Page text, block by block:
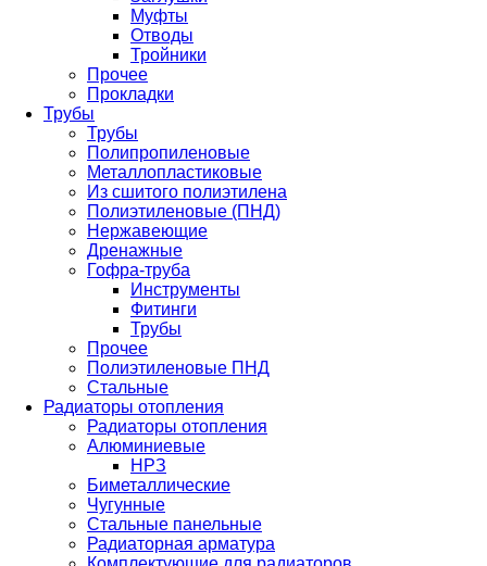
Муфты
Отводы
Тройники
Прочее
Прокладки
Трубы
Трубы
Полипропиленовые
Металлопластиковые
Из сшитого полиэтилена
Полиэтиленовые (ПНД)
Нержавеющие
Дренажные
Гофра-труба
Инструменты
Фитинги
Трубы
Прочее
Полиэтиленовые ПНД
Стальные
Радиаторы отопления
Радиаторы отопления
Алюминиевые
НРЗ
Биметаллические
Чугунные
Стальные панельные
Радиаторная арматура